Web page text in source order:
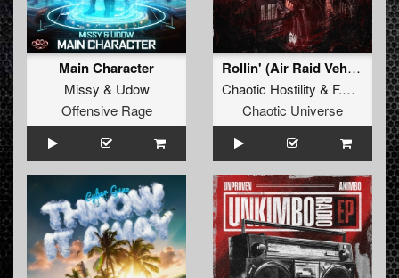
Main Character
Missy & Udow
Offensive Rage
Rollin' (Air Raid Vehicle)
Chaotic Hostility & F.Noize ft.
Chaotic Universe